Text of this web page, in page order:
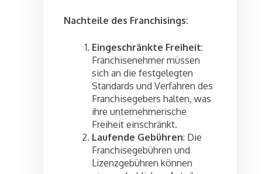
Nachteile des Franchisings:
Eingeschränkte Freiheit:
Franchisenehmer müssen
sich an die festgelegten
Standards und Verfahren des
Franchisegebers halten, was
ihre unternehmerische
Freiheit einschränkt.
Laufende Gebühren: Die
Franchisegebühren und
Lizenzgebühren können